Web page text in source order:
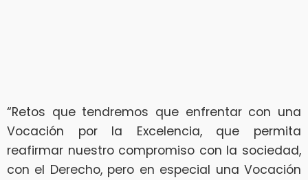
“Retos que tendremos que enfrentar con una
Vocación por la Excelencia, que permita
reafirmar nuestro compromiso con la sociedad,
con el Derecho, pero en especial una Vocación